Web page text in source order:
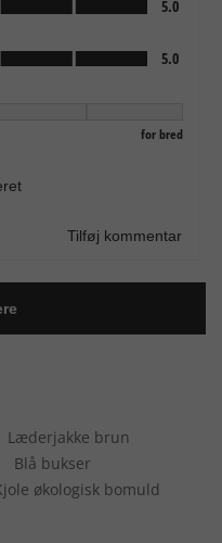
Læderjakke brun
Blå bukser
økologisk bomuld